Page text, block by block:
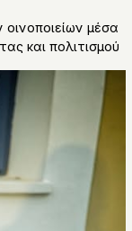
μέσα
και πολιτισμού